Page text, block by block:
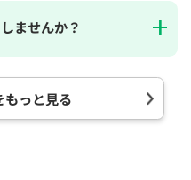
ませんか？
もっと見る